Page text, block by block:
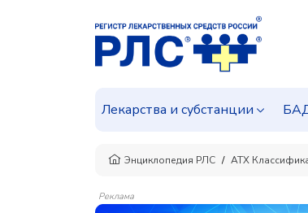
Лекарства и субстанции
Энциклопедия РЛС АТХ
Реклама